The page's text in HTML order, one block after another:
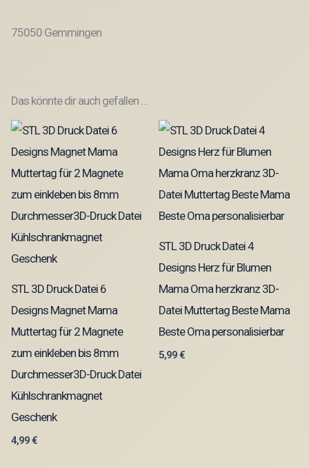
75050 Gemmingen
Das könnte dir auch gefallen …
STL 3D Druck Datei 6
Designs Magnet Mama
Muttertag für 2 Magnete
zum einkleben bis 8mm
Durchmesser3D-Druck Datei
Kühlschrankmagnet
Geschenk
4,99€
STL 3D Druck Datei 4
Designs Herz für Blumen
Mama Oma herzkranz 3D-
Datei Muttertag Beste Mama
Beste Oma personalisierbar
5,99€